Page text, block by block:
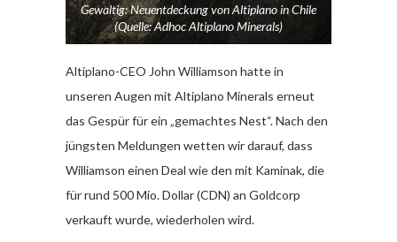
Gewaltig: Neuentdeckung von Altiplano in Chile
(Quelle: Adhoc Altiplano Minerals)
Altiplano-CEO John Williamson hatte in
unseren Augen mit Altiplano Minerals erneut
das Gespür für ein „gemachtes Nest“. Nach den
jüngsten Meldungen wetten wir darauf, dass
Williamson einen Deal wie den mit Kaminak, die
für rund 500 Mio. Dollar (CDN) an Goldcorp
verkauft wurde, wiederholen wird.